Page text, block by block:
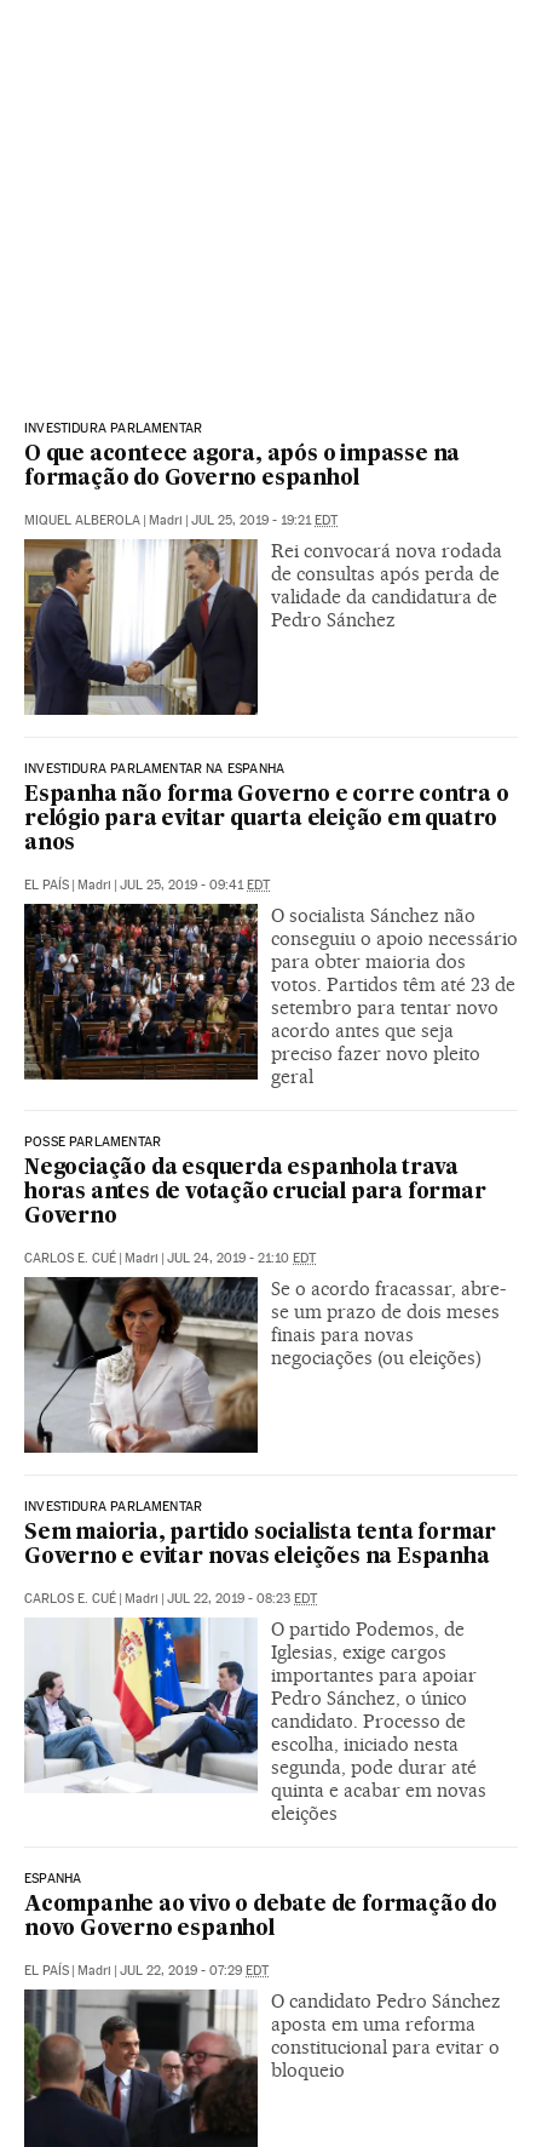
INVESTIDURA PARLAMENTAR
O que acontece agora, após o impasse na
formação do Governo espanhol
MIQUEL ALBEROLA Madri JUL 25, 2019 - 19:21 EDT
Rei convocará nova rodada
de consultas após perda de
validade da candidatura de
Pedro Sánchez
INVESTIDURA PARLAMENTAR NA ESPANHA
Espanha não forma Governo e corre contra o
relógio para evitar quarta eleição em quatro
anos
EL PAÍS Madri JUL 25, 2019 - 09:41 EDT
O socialista Sánchez não
conseguiu o apoio necessário
para obter maioria dos
votos. Partidos têm até 23 de
setembro para tentar novo
acordo antes que seja
preciso fazer novo pleito
geral
POSSE PARLAMENTAR
Negociação da esquerda espanhola trava
horas antes de votação crucial para formar
Governo
CARLOS E. CUÉ Madri JUL 24, 2019 - 21:10 EDT
Se o acordo fracassar, abre-
se um prazo de dois meses
finais para novas
negociações (ou eleições)
INVESTIDURA PARLAMENTAR
Sem maioria, partido socialista tenta formar
Governo e evitar novas eleições na Espanha
CARLOS E. CUÉ | Madri | JUL 22, 2019 - 08:23 EDT
O partido Podemos, de
Iglesias, exige cargos
importantes para apoiar
Pedro Sánchez, o único
candidato. Processo de
escolha, iniciado nesta
segunda, pode durar até
quinta e acabar em novas
eleições
ESPANHA
Acompanhe ao vivo o debate de formação do
novo Governo espanhol
EL PAÍS | Madri | JUL 22, 2019 - 07:29 EDT
O candidato Pedro Sánchez
aposta em uma reforma
constitucional para evitar o
bloqueio